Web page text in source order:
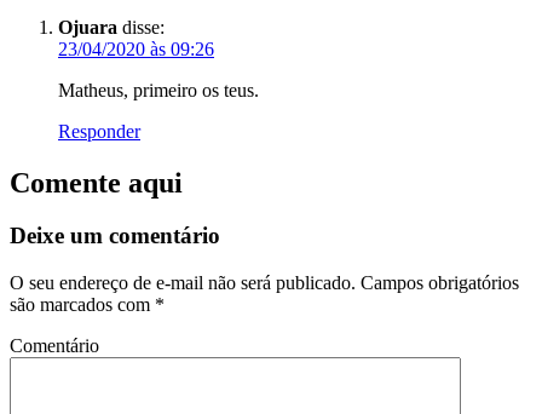
Ojuara disse:
23/04/2020 às 09:26
Matheus, primeiro os teus.
Responder
Comente aqui
Deixe um comentário
O seu endereço de e-mail não será publicado. Campos obrigatórios
são marcados com *
Comentário